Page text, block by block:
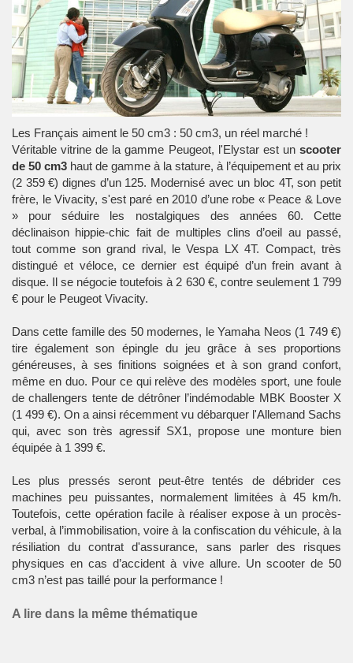
Les Français aiment le 50 cm3 : 50 cm3, un réel marché !
Véritable vitrine de la gamme Peugeot, l'Elystar est un scooter
de 50 cm3 haut de gamme à la stature, à l’équipement et au prix
(2 359 €) dignes d’un 125. Modernisé avec un bloc 4T, son petit
frère, le Vivacity, s'est paré en 2010 d’une robe « Peace & Love
» pour séduire les nostalgiques des années 60. Cette
déclinaison hippie-chic fait de multiples clins d’oeil au passé,
tout comme son grand rival, le Vespa LX 4T. Compact, très
distingué et véloce, ce dernier est équipé d’un frein avant à
disque. Il se négocie toutefois à 2 630 €, contre seulement 1 799
€ pour le Peugeot Vivacity.
Dans cette famille des 50 modernes, le Yamaha Neos (1 749 €)
tire également son épingle du jeu grâce à ses proportions
généreuses, à ses finitions soignées et à son grand confort,
même en duo. Pour ce qui relève des modèles sport, une foule
de challengers tente de détrôner l’indémodable MBK Booster X
(1 499 €). On a ainsi récemment vu débarquer l'Allemand Sachs
qui, avec son très agressif SX1, propose une monture bien
équipée à 1 399 €.
Les plus pressés seront peut-être tentés de débrider ces
machines peu puissantes, normalement limitées à 45 km/h.
Toutefois, cette opération facile à réaliser expose à un procès-
verbal, à l’immobilisation, voire à la confiscation du véhicule, à la
résiliation du contrat d'assurance, sans parler des risques
physiques en cas d’accident à vive allure. Un scooter de 50
cm3 n’est pas taillé pour la performance !
A lire dans la même thématique